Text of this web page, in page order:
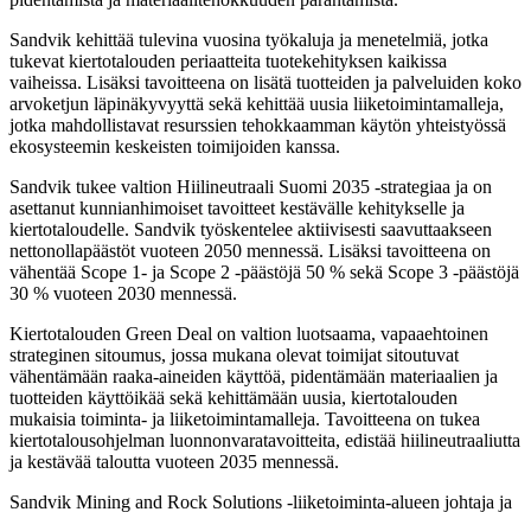
Sandvik kehittää tulevina vuosina työkaluja ja menetelmiä, jotka
tukevat kiertotalouden periaatteita tuotekehityksen kaikissa
vaiheissa. Lisäksi tavoitteena on lisätä tuotteiden ja palveluiden koko
arvoketjun läpinäkyvyyttä sekä kehittää uusia liiketoimintamalleja,
jotka mahdollistavat resurssien tehokkaamman käytön yhteistyössä
ekosysteemin keskeisten toimijoiden kanssa.
Sandvik tukee valtion Hiilineutraali Suomi 2035 -strategiaa ja on
asettanut kunnianhimoiset tavoitteet kestävälle kehitykselle ja
kiertotaloudelle. Sandvik työskentelee aktiivisesti saavuttaakseen
nettonollapäästöt vuoteen 2050 mennessä. Lisäksi tavoitteena on
vähentää Scope 1- ja Scope 2 -päästöjä 50 % sekä Scope 3 -päästöjä
30 % vuoteen 2030 mennessä.
Kiertotalouden Green Deal on valtion luotsaama, vapaaehtoinen
strateginen sitoumus, jossa mukana olevat toimijat sitoutuvat
vähentämään raaka-aineiden käyttöä, pidentämään materiaalien ja
tuotteiden käyttöikää sekä kehittämään uusia, kiertotalouden
mukaisia toiminta- ja liiketoimintamalleja. Tavoitteena on tukea
kiertotalousohjelman luonnonvaratavoitteita, edistää hiilineutraaliutta
ja kestävää taloutta vuoteen 2035 mennessä.
Sandvik Mining and Rock Solutions -liiketoiminta-alueen johtaja ja